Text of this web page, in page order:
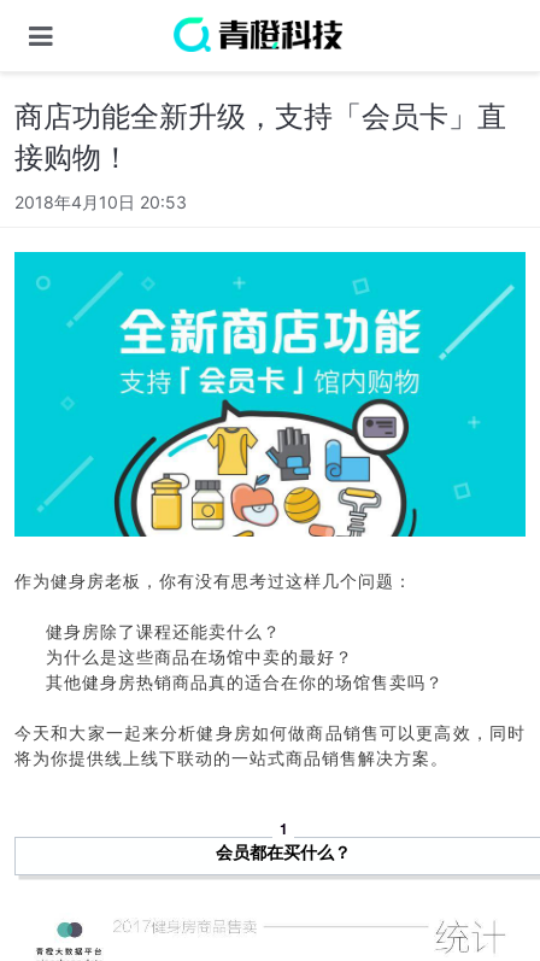
商店功能全新升级，支持「会员卡」直
接购物！
2018年4月10日 20:53
作为健身房老板，你有没有思考过这样几个问题：
健身房除了课程还能卖什么？
为什么是这些商品在场馆中卖的最好？
其他健身房热销商品真的适合在你的场馆售卖吗？
今天和大家一起来分析健身房如何做商品销售可以更高效，同时
将为你提供线上线下联动的一站式商品销售解决方案。
1
会员都在买什么？